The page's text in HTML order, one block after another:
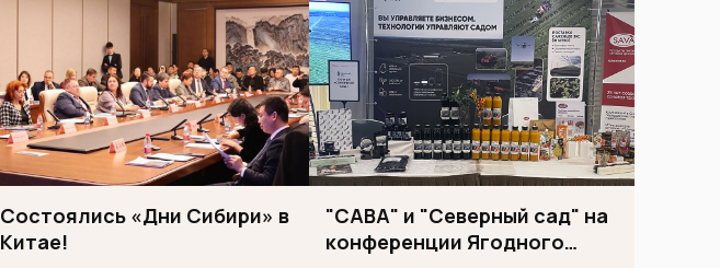
Состоялись «Дни Сибири» в
Китае!
"САВА" и "Северный сад" на
конференции Ягодного